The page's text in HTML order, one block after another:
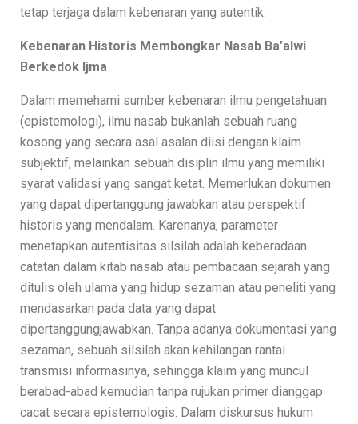
tetap terjaga dalam kebenaran yang autentik.
Kebenaran Historis Membongkar Nasab Ba’alwi
Berkedok Ijma
Dalam memehami sumber kebenaran ilmu pengetahuan
(epistemologi), ilmu nasab bukanlah sebuah ruang
kosong yang secara asal asalan diisi dengan klaim
subjektif, melainkan sebuah disiplin ilmu yang memiliki
syarat validasi yang sangat ketat. Memerlukan dokumen
yang dapat dipertanggung jawabkan atau perspektif
historis yang mendalam. Karenanya, parameter
menetapkan autentisitas silsilah adalah keberadaan
catatan dalam kitab nasab atau pembacaan sejarah yang
ditulis oleh ulama yang hidup sezaman atau peneliti yang
mendasarkan pada data yang dapat
dipertanggungjawabkan. Tanpa adanya dokumentasi yang
sezaman, sebuah silsilah akan kehilangan rantai
transmisi informasinya, sehingga klaim yang muncul
berabad-abad kemudian tanpa rujukan primer dianggap
cacat secara epistemologis. Dalam diskursus hukum